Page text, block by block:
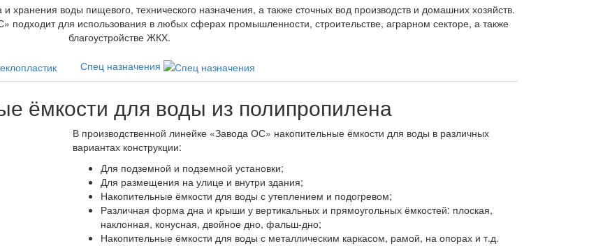
хранения воды пищевого, технического назначения, а также сточных вод производств и домашних хозяйств.
подходит для использования в любых сферах промышленности, строительстве, аграрном секторе, а также
благоустройстве ЖКХ.
Спец назначения
ёмкости для воды из полипропилена
В производственной линейке «Завода ОС» накопительные ёмкости для воды в различных
вариантах конструкции:
Для подземной и подземной установки;
Для размещения на улице и внутри здания;
Накопительные ёмкости для воды с утеплением и подогревом;
Различная форма дна и крыши у вертикальных и прямоугольных ёмкостей: плоская,
наклонная, конусная, двойное дно, фальш-дно;
Накопительные ёмкости для воды с металлическим каркасом, рамой, на опорах и т.д.